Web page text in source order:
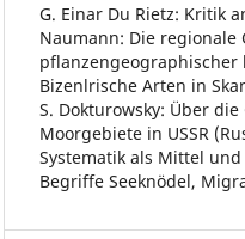
G. Einar Du Rietz: Kritik
Naumann: Die
pflanzengeographischer
Bizenlrische Arten in
S. Dokturowsky: Über
Moorgebiete in USSR
Systematik als Mittel
Begriffe Seeknödel,